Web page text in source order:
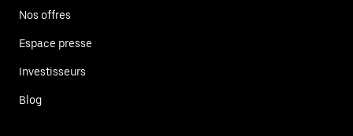
Nos offres
Espace presse
Investisseurs
Blog